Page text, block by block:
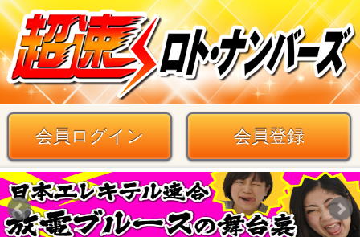
会員ログイン 会員登録